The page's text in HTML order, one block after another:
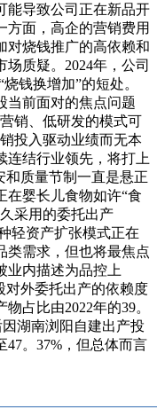
能导致公司正在新品开
方面，高企的营销费用
对烧钱推广的高依赖和
质疑。2024年，公司
钱换增加”的短处。
当前面对的焦点问题
销、低研发的模式可
投入驱动业绩而无本
连结行业领先，将打上
和质量节制一直是悬正
在婴长儿食物如许“食
采用的委托出产
轻资产扩张模式正在
类需求，但也将最焦点
业内描述为品控上
对外委托出产的依赖度
占比由2022年的39。
因湖南浏阳自建出产投
47。37%，但总体而言